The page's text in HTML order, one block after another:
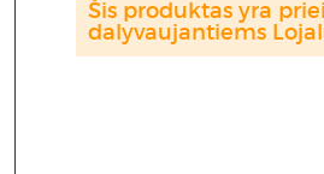
Šis produktas yra
dalyvaujantiems